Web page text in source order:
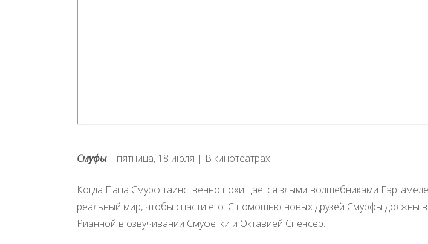
Смуфы– пятница, 18 июля | В кинотеатрах
Когда Папа Смурф таинственно похищается злыми волшебниками
реальный мир, чтобы спасти его. С помощью новых друзей Смурфы должны
Рианной в озвучивании Смуфетки и Октавией Спенсер.